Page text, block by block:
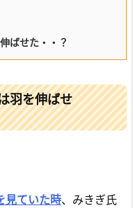
ばせた・・？
羽を伸ばせ
見ていた時、みきぎ氏